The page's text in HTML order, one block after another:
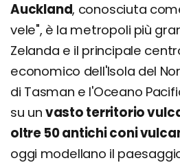
Auckland, conosciuta
vele", è la metropoli più
Zelanda e il principale
economico dell'Isola del
di Tasman e l'Oceano
su un vasto territorio
oltre 50 antichi coni
oggi modellano il